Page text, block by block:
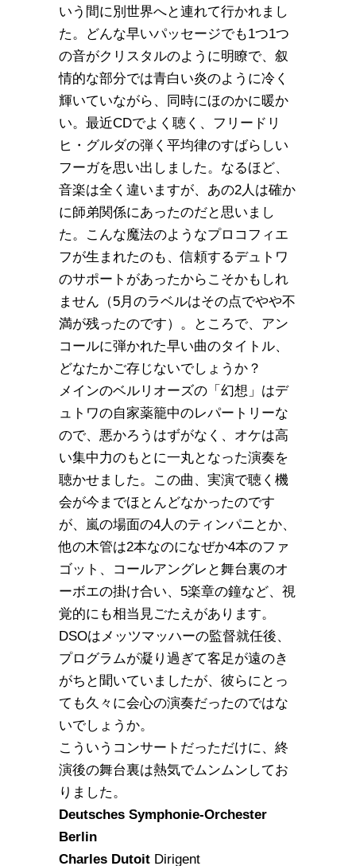
いう間に別世界へと連れて行かれまし
た。どんな早いパッセージでも1つ1つ
の音がクリスタルのように明瞭で、叙
情的な部分では青白い炎のように冷く
輝いていながら、同時にほのかに暖か
い。最近CDでよく聴く、フリードリ
ヒ・グルダの弾く平均律のすばらしい
フーガを思い出しました。なるほど、
音楽は全く違いますが、あの2人は確か
に師弟関係にあったのだと思いまし
た。こんな魔法のようなプロコフィエ
フが生まれたのも、信頼するデュトワ
のサポートがあったからこそかもしれ
ません（5月のラベルはその点でやや不
満が残ったのです）。ところで、アン
コールに弾かれた早い曲のタイトル、
どなたかご存じないでしょうか？
メインのベルリオーズの「幻想」はデ
ュトワの自家薬籠中のレパートリーな
ので、悪かろうはずがなく、オケは高
い集中力のもとに一丸となった演奏を
聴かせました。この曲、実演で聴く機
会が今までほとんどなかったのです
が、嵐の場面の4人のティンパニとか、
他の木管は2本なのになぜか4本のファ
ゴット、コールアングレと舞台裏のオ
ーボエの掛け合い、5楽章の鐘など、視
覚的にも相当見ごたえがあります。
DSOはメッツマッハーの監督就任後、
プログラムが凝り過ぎて客足が遠のき
がちと聞いていましたが、彼らにとっ
ても久々に会心の演奏だったのではな
いでしょうか。
こういうコンサートだっただけに、終
演後の舞台裏は熱気でムンムンしてお
りました。
Deutsches Symphonie-Orchester
Berlin
Charles Dutoit Dirigent